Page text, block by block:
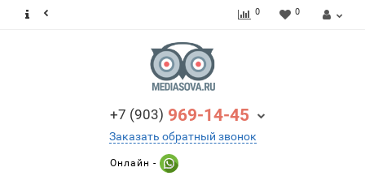
0 0
+7 (903) 969-14-45
Заказать обратный звонок
Онлайн -